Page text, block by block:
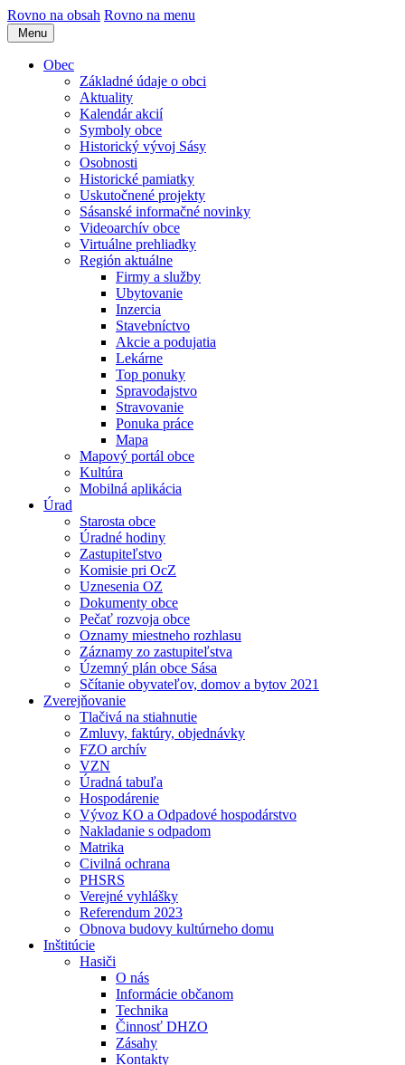
Rovno na obsah Rovno na menu
Menu
Obec
Základné údaje o obci
Aktuality
Kalendár akcií
Symboly obce
Historický vývoj Sásy
Osobnosti
Historické pamiatky
Uskutočnené projekty
Sásanské informačné novinky
Videoarchív obce
Virtuálne prehliadky
Región aktuálne
Firmy a služby
Ubytovanie
Inzercia
Stavebníctvo
Akcie a podujatia
Lekárne
Top ponuky
Spravodajstvo
Stravovanie
Ponuka práce
Mapa
Mapový portál obce
Kultúra
Mobilná aplikácia
Úrad
Starosta obce
Úradné hodiny
Zastupiteľstvo
Komisie pri OcZ
Uznesenia OZ
Dokumenty obce
Pečať rozvoja obce
Oznamy miestneho rozhlasu
Záznamy zo zastupiteľstva
Územný plán obce Sása
Sčítanie obyvateľov, domov a bytov 2021
Zverejňovanie
Tlačivá na stiahnutie
Zmluvy, faktúry, objednávky
FZO archív
VZN
Úradná tabuľa
Hospodárenie
Vývoz KO a Odpadové hospodárstvo
Nakladanie s odpadom
Matrika
Civilná ochrana
PHSRS
Verejné vyhlášky
Referendum 2023
Obnova budovy kultúrneho domu
Inštitúcie
Hasiči
O nás
Informácie občanom
Technika
Činnosť DHZO
Zásahy
Kontakty